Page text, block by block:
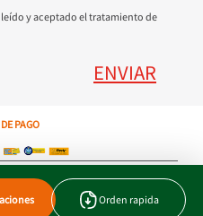
Orden rapida
y aceptado el tratamiento de
ENVIAR
PAGO
Util.com.co.